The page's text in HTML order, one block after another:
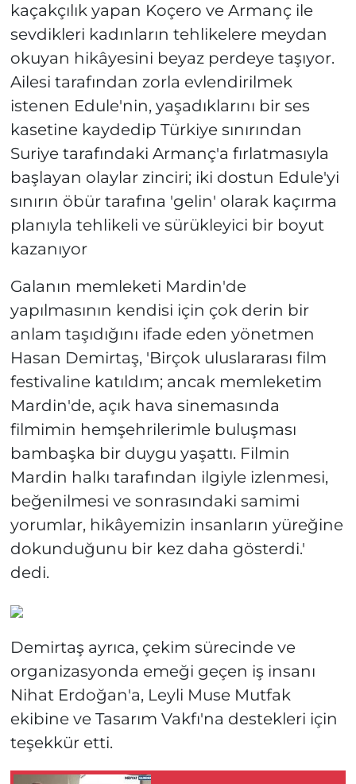
kaçakçılık yapan Koçero ve Armanç ile
sevdikleri kadınların tehlikelere meydan
okuyan hikâyesini beyaz perdeye taşıyor.
Ailesi tarafından zorla evlendirilmek
istenen Edule'nin, yaşadıklarını bir ses
kasetine kaydedip Türkiye sınırından
Suriye tarafındaki Armanç'a fırlatmasıyla
başlayan olaylar zinciri; iki dostun Edule'yi
sınırın öbür tarafına 'gelin' olarak kaçırma
planıyla tehlikeli ve sürükleyici bir boyut
kazanıyor
Galanın memleketi Mardin'de
yapılmasının kendisi için çok derin bir
anlam taşıdığını ifade eden yönetmen
Hasan Demirtaş, 'Birçok uluslararası film
festivaline katıldım; ancak memleketim
Mardin'de, açık hava sinemasında
filmimin hemşehrilerimle buluşması
bambaşka bir duygu yaşattı. Filmin
Mardin halkı tarafından ilgiyle izlenmesi,
beğenilmesi ve sonrasındaki samimi
yorumlar, hikâyemizin insanların yüreğine
dokunduğunu bir kez daha gösterdi.'
dedi.
Demirtaş ayrıca, çekim sürecinde ve
organizasyonda emeği geçen iş insanı
Nihat Erdoğan'a, Leyli Muse Mutfak
ekibine ve Tasarım Vakfı'na destekleri için
teşekkür etti.